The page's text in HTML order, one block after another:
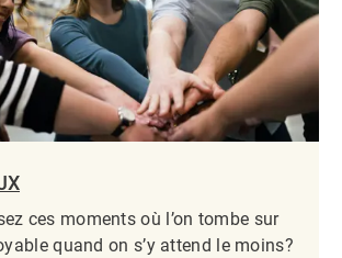
ces moments où l’on tombe sur
quand on s’y attend le moins?